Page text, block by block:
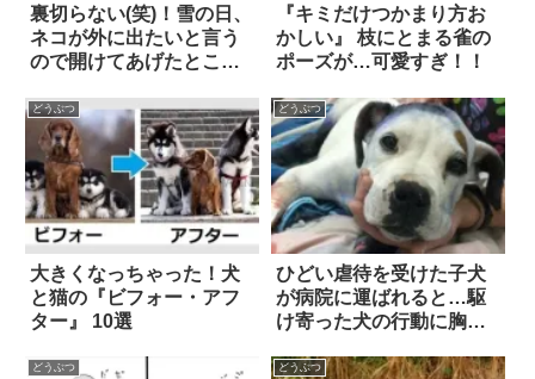
裏切らない(笑)！雪の日、
ネコが外に出たいと言う
ので開けてあげたとこ
『キミだけつかまり方お
かしい』 枝にとまる雀の
ポーズが…可愛すぎ！！
どうぶつ
大きくなっちゃった！犬
と猫の『ビフォー・アフ
ター』 10選
どうぶつ
ひどい虐待を受けた子犬
が病院に運ばれると…駆
け寄った犬の行動に胸が
どうぶつ どうぶつ